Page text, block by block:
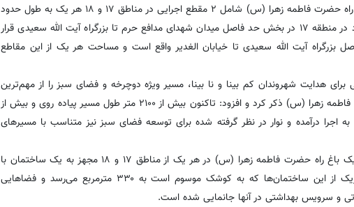
صبوری دیلمی، با بیان اینکه فاز نخست پروژه احداث باغ راه حضرت فاطمه زهرا (س) شامل ۲ مقطع اجرایی در مناطق ۱۷ و ۱۸ هر یک به طول حدود
۳ کیلومتر است، افزود: در حالی که مقطع اجرایی موجود در منطقه ۱۷ در بخش حد فاصل میدان شهدای مدافع حرم تا بزرگراه آیت الله سعیدی قرار
موجود در منطقه ۱۸ در بخش حدفاصل بزرگراه آیت الله سعیدی تا خیابان الغدیر واقع است و مساحت هر یک از این مقاطع
هدایت شهروندان کم بینا و نا بینا، مسیر ویژه دوچرخه و فضای سبز را از مهم‌ترین
فضاهای شهری در حال اجرا در فاز نخست باغ راه حضرت فاطمه زهرا (س) ذکر کرد و افزود: تاکنون بیش از ۲۱۰۰ متر طول مسیر پیاده روی و بیش از
به اجرا درآمده و نوار در نظر گرفته شده برای توسعه فضای سبز نیز متناسب با مسیرهای
معاون فنی و عمرانی شهرداری تهران، با بیان اینکه فاز یک باغ راه حضرت فاطمه زهرا (س) در هر یک از مناطق ۱۷ و ۱۸ مجهز به یک ساختمان با
کاربری‌های خدماتی خواهد بود، یادآور شد: مساحت هریک از این ساختمان‌ها که به کوشک موسوم است به ۳۳۰ مترمربع می‌رسد و فضاهایی
و سرویس بهداشتی در آنها جانمایی شده است.